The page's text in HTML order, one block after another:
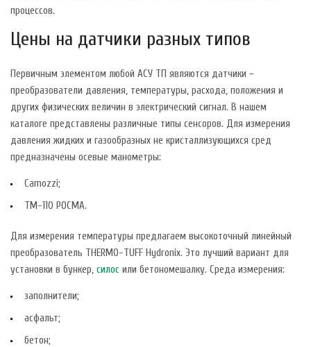
процессов.
Цены на датчики разных типов
Первичным элементом любой АСУ ТП являются датчики −
преобразователи давления, температуры, расхода, положения и
других физических величин в электрический сигнал. В нашем
каталоге представлены различные типы сенсоров. Для измерения
давления жидких и газообразных не кристаллизующихся сред
предназначены осевые манометры:
Camozzi;
TM-110 РОСМА.
Для измерения температуры предлагаем высокоточный линейный
преобразователь THERMO-TUFF Hydronix. Это лучший вариант для
установки в бункер, силос или бетономешалку. Среда измерения:
заполнители;
асфальт;
бетон;